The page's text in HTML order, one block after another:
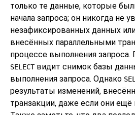
только те данные, которые
начала запроса; он никогда не
незафиксированных данных
внесённых параллельными
процессе выполнения запроса.
SELECTвидит снимок базы
выполнения запроса. Однако
результаты изменений,
транзакции, даже если они